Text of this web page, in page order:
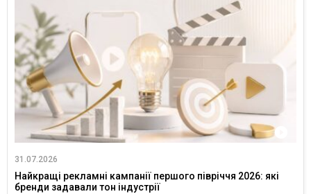
31.07.2026
Найкращі рекламні кампанії першого півріччя 2026: які
бренди задавали тон індустрії